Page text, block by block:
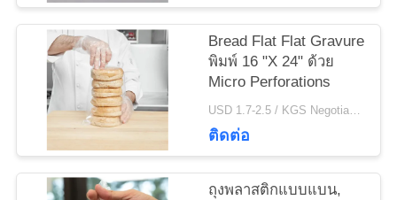
PRIVACY
POLICY
Bread Flat Flat Gravure
พิมพ์ 16 "X 24" ด้วย
Micro Perforations
USD 1.7-2.5 / KGS Negotiable MOQ:1000 กก
ติดต่อ
ถุงพลาสติกแบบแบน,